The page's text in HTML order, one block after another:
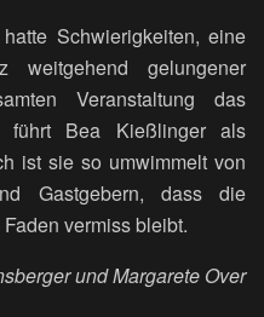
Schwierigkeiten, eine
weitgehend gelungener
Veranstaltung das
führt Bea Kießlinger als
ist sie so umwimmelt von
Gastgebern, dass die
vermiss bleibt.
und Margarete Over